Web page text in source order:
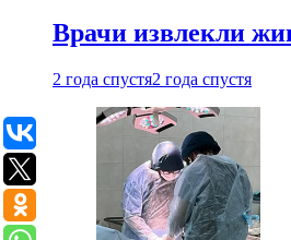
Врачи извлекли
2 года спустя2 года спустя